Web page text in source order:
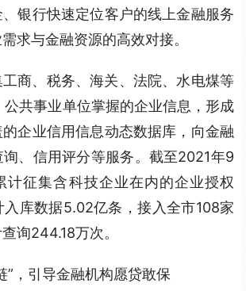
银行快速定位客户的线上金融服务
求与金融资源的高效对接。
商、税务、海关、法院、水电煤等
共事业单位掌握的企业信息，形成
企业信用信息动态数据库，向金融
、信用评分等服务。截至2021年9
计征集含科技企业在内的企业授权
库数据5.02亿条，接入全市108家
询244.18万次。
”，引导金融机构愿贷敢保